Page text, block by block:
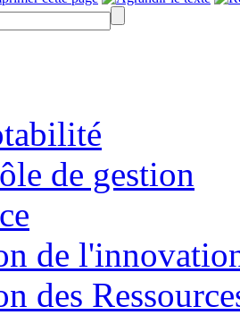
de gestion
de
des